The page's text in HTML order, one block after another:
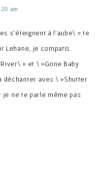
am
s'éteignent à l'aube\ » te
Lehane, je compatis.
» et \ »Gone Baby
déchanter avec \ »Shutter
je ne te parle même pas